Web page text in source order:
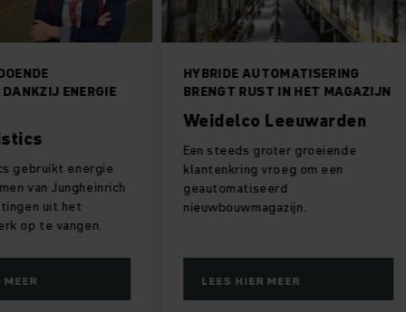
ENERGIE
energie
van Jungheinrich
uit het
op te vangen.
HYBRIDE AUTOMATISERING
BRENGT RUST IN HET MAGAZIJN
Weidelco Leeuwarden
Een steeds groter groeiende
klantenkring vroeg om een
geautomatiseerd
nieuwbouwmagazijn.
LEES HIER MEER